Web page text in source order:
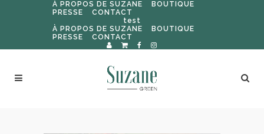
À PROPOS DE SUZANE
BOUTIQUE
PRESSE
CONTACT
test
À PROPOS DE SUZANE
BOUTIQUE
PRESSE
CONTACT